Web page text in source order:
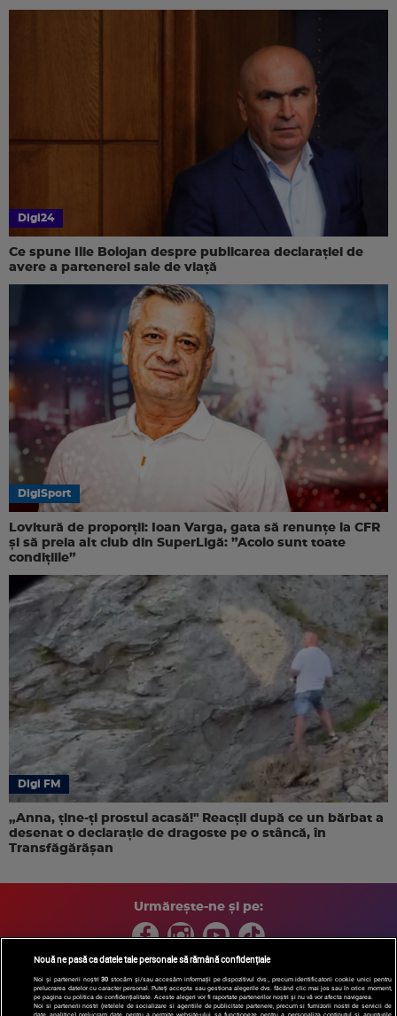
Digi24
Ce spune Ilie Bolojan despre publicarea declarației de
avere a partenerei sale de viață
DigiSport
Lovitură de proporții: Ioan Varga, gata să renunțe la CFR
și să preia alt club din SuperLigă: ”Acolo sunt toate
condițiile”
Digi FM
„Anna, ţine-ţi prostul acasă!" Reacţii după ce un bărbat a
desenat o declaraţie de dragoste pe o stâncă, în
Transfăgărăşan
Urmărește-ne și pe:
Copyright © 2026 / DIGI ROMANIA S.A.
Arhiva
Comunicate de presă Politica de confidentialitate
Termeni
Nouă ne pasă ca datele tale personale să rămână confidențiale
Noi și partenerii noștri30 stocăm și/sau accesăm informații pe dispozitivul dvs., precum identificatorii cookie unici pentru
prelucrarea datelor cu caracter personal. Puteți accepta sau gestiona alegerile dvs. făcând clic mai jos sau în orice moment,
pe pagina cu politica de confidențialitate. Aceste alegeri vor fi raportate partenerilor noștri și nu vă vor afecta navigarea.
Noi si partenerii nostri (retelele de socializare si agentiile de publicitate partenere, precum si furnizorii nostri de servicii de
date analitice) prelucram date pentru a permite website-ului sa functioneze, pentru a personaliza continutul si anunturile